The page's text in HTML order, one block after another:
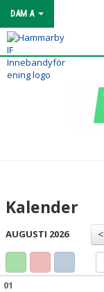
DAM A
HEM
KONTAKT
Kalender
AUGUSTI 2026
01